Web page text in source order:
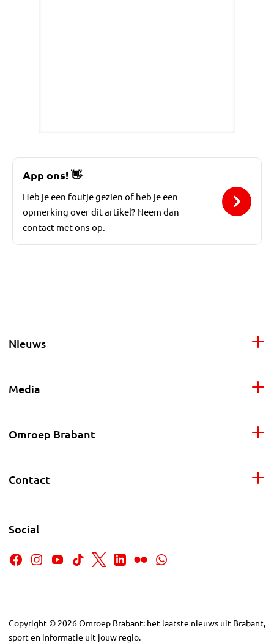
App ons!👋
Heb je een foutje gezien of heb je een
opmerking over dit artikel? Neem dan
contact met ons op.
Nieuws
Media
Omroep Brabant
Contact
Social
Copyright © 2026Omroep Brabant: het laatste nieuws uit Brabant,
sport en informatie uit jouw regio.